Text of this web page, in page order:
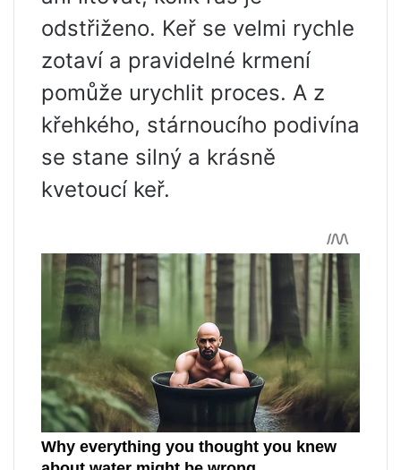
odstřiženo. Keř se velmi rychle
zotaví a pravidelné krmení
pomůže urychlit proces. A z
křehkého, stárnoucího podivína
se stane silný a krásně
kvetoucí keř.